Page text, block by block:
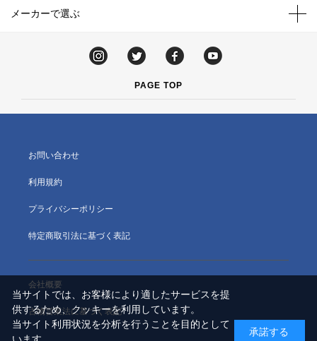
メーカーで選ぶ
PAGE TOP
お問い合わせ
利用規約
プライバシーポリシー
特定商取引法に基づく表記
会社概要
古物営業法に基づく表記
当サイトでは、お客様により適したサービスを提
供するため、クッキーを利用しています。
当サイト利用状況を分析を行うことを目的として
承諾する